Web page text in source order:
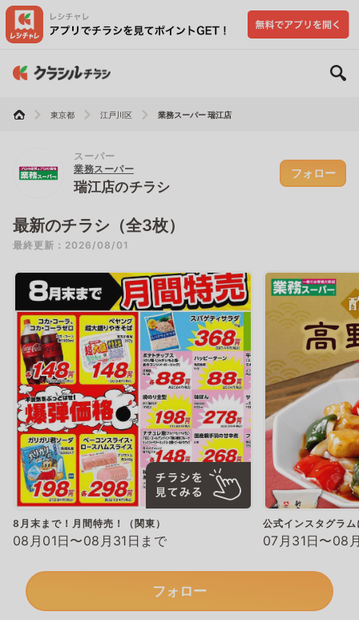
東京都 江戸川区 業務スーパー 瑞江店
スーパー
業務スーパー
瑞江店のチラシ
フォロー
最新のチラシ（全3枚）
最終更新：2026/08/01
8月末まで！月間特売！（関東）
08月01日〜08月31日まで
公式インスタグラ
07月31日〜08
フォロー